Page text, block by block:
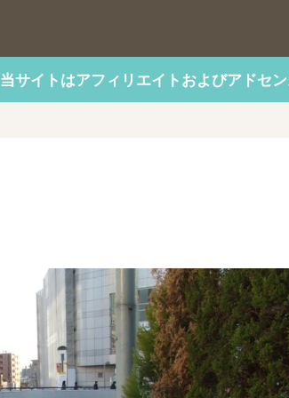
当サイトはアフィリエイトおよびアドセ